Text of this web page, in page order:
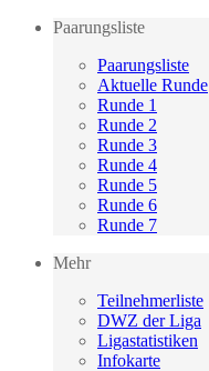
Paarungsliste
Paarungsliste
Aktuelle Runde
Runde 1
Runde 2
Runde 3
Runde 4
Runde 5
Runde 6
Runde 7
Mehr
Teilnehmerliste
DWZ der Liga
Ligastatistiken
Infokarte